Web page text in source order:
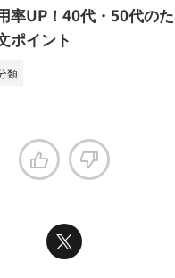
率UP！40代・50代の
ポイント
類